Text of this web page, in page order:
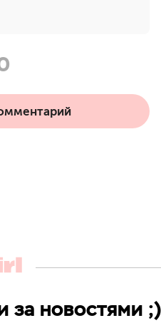
за новостями ;)